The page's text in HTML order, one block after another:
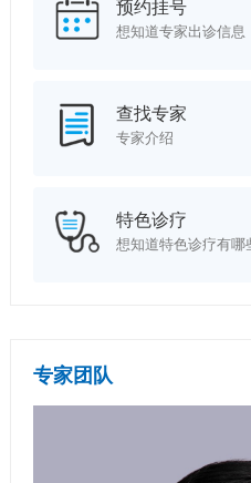
预约挂号
想知道专家出诊信息
查找专家
专家介绍
特色诊疗
想知道特色诊疗有哪
专家团队